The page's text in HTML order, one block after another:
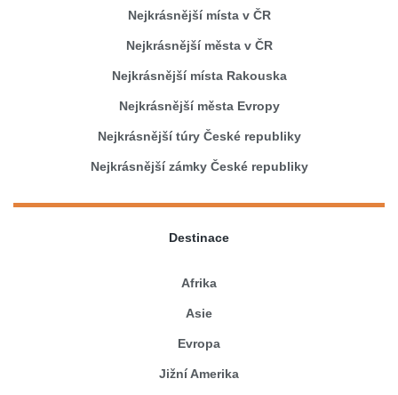
Nejkrásnější místa v ČR
Nejkrásnější města v ČR
Nejkrásnější místa Rakouska
Nejkrásnější města Evropy
Nejkrásnější túry České republiky
Nejkrásnější zámky České republiky
Destinace
Afrika
Asie
Evropa
Jižní Amerika